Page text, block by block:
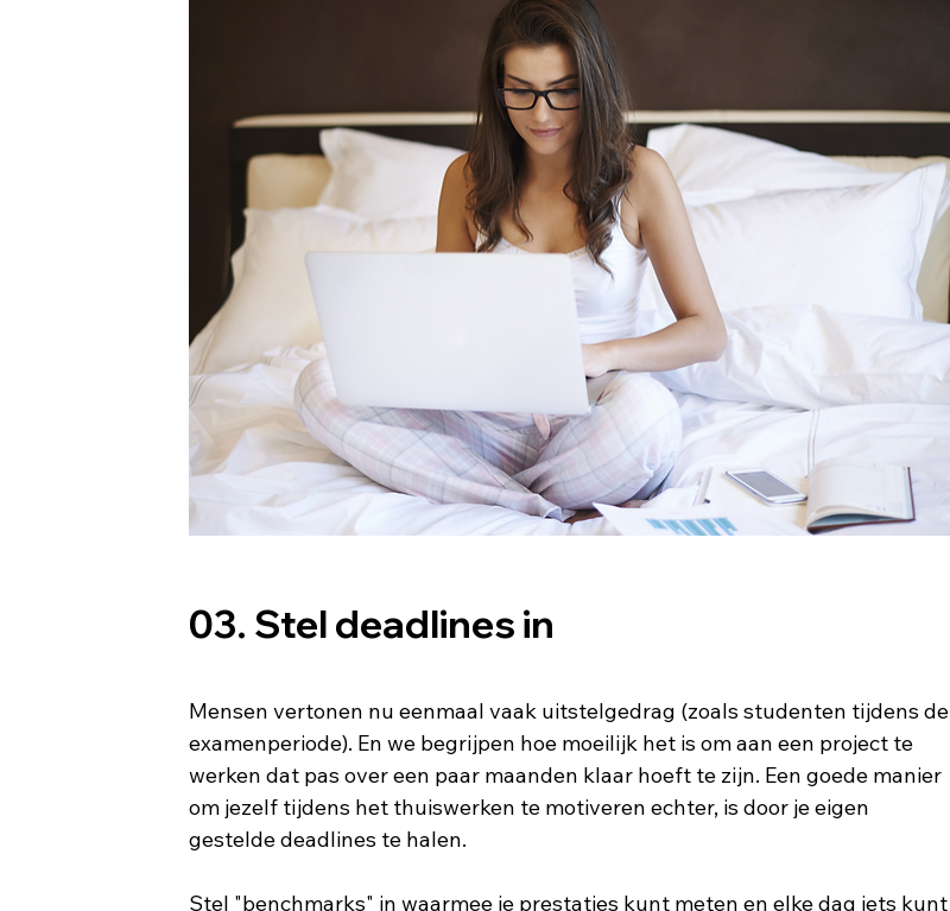
03. Stel deadlines in
Mensen vertonen nu eenmaal vaak uitstelgedrag (zoals studenten tijdens de
examenperiode). En we begrijpen hoe moeilijk het is om aan een project te
werken dat pas over een paar maanden klaar hoeft te zijn. Een goede manier
om jezelf tijdens het thuiswerken te motiveren echter, is door je eigen
gestelde deadlines te halen.
Stel "benchmarks" in waarmee je prestaties kunt meten en elke dag iets kunt